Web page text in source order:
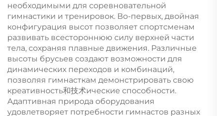
необходимыми для соревновательной
гимнастики и тренировок. Во-первых, двойная
конфигурация высот позволяет спортсменам
развивать всестороннюю силу верхней части
тела, сохраняя плавные движения. Различные
высоты брусьев создают возможности для
динамических переходов и комбинаций,
позволяя гимнасткам демонстрировать свою
креативность和技术ические способности.
Адаптивная природа оборудования
удовлетворяет потребности гимнастов разных